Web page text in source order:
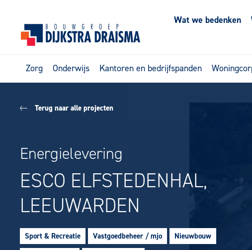
Wat we bedenken
Zorg Onderwijs Kantoren en bedrijfspanden
Terug naar alle projecten
Energielevering
ESCO ELFSTEDENHAL,
LEEUWARDEN
Sport & Recreatie Vastgoedbeheer / mjo
Nieuwbouw